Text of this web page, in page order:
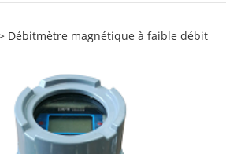
Débitmètre magnétique à faible débit